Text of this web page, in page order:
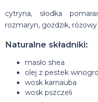
cytryna, słodka
rozmaryn, goździk,
Naturalne składniki:
masło shea
olej z pestek
wosk karnauba
wosk pszczeli